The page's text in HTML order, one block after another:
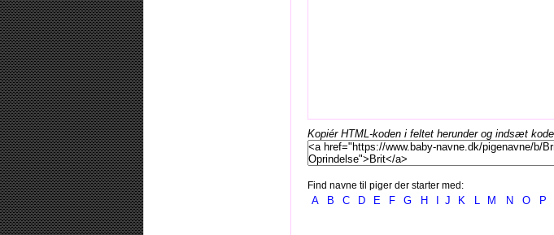
Kopiér HTML-koden i feltet herunder og indsæt
Find navne til piger der starter med:
A B C D E F G H J K L M N O P